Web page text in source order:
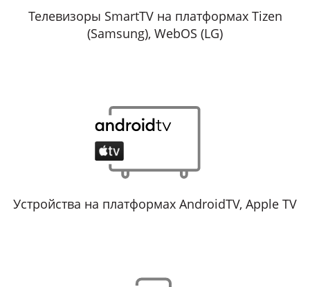
Телевизоры SmartTV на платформах Tizen
(Samsung), WebOS (LG)
Устройства на платформах AndroidTV, Apple TV